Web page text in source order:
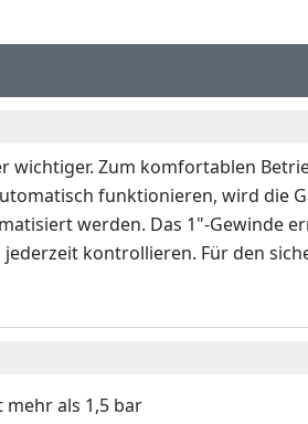
Zum komfortablen
funktionieren, wird die
werden. Das 1"-Gewinde
kontrollieren. Für den
mehr als 1,5 bar